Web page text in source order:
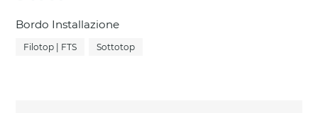
Bordo Installazione
Filotop | FTS Sottotop